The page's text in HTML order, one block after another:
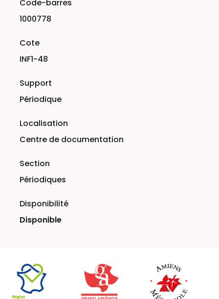
1000778
INF1-48
Périodique
Centre de documentation
Périodiques
Disponible